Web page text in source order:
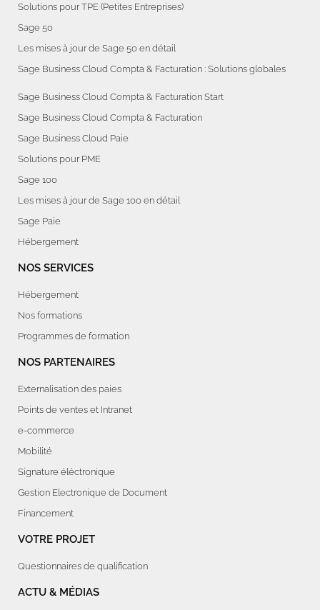
Solutions pour TPE (Petites Entreprises)
Sage 50
Les mises à jour de Sage 50 en détail
Sage Business Cloud Compta & Facturation : Solutions globales
Sage Business Cloud Compta & Facturation Start
Sage Business Cloud Compta & Facturation
Sage Business Cloud Paie
Solutions pour PME
Sage 100
Les mises à jour de Sage 100 en détail
Sage Paie
Hébergement
NOS SERVICES
Hébergement
Nos formations
Programmes de formation
NOS PARTENAIRES
Externalisation des paies
Points de ventes et Intranet
e-commerce
Mobilité
Signature éléctronique
Gestion Electronique de Document
Financement
VOTRE PROJET
Questionnaires de qualification
ACTU & MÉDIAS